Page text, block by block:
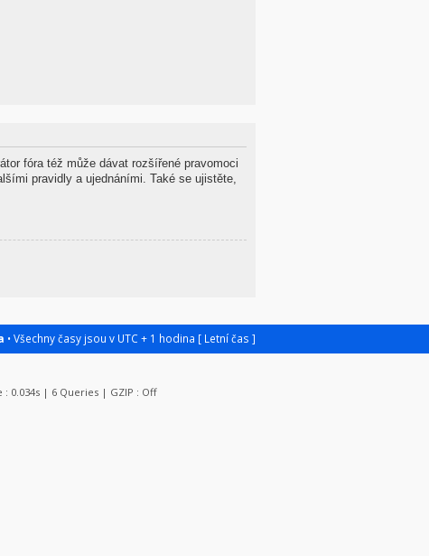
fóra též může dávat rozšířené pravomoci
pravidly a ujednáními. Také se ujistěte,
• Všechny časy jsou v UTC + 1 hodina [ Letní čas ]
: 0.034s | 6 Queries | GZIP : Off